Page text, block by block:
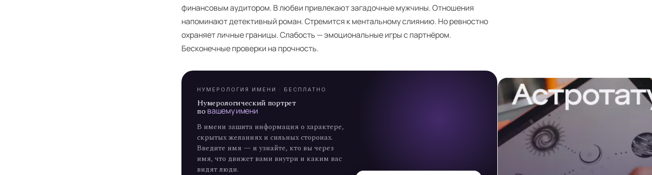
финансовым аудитором. В любви привлекают загадочные мужчины. Отношения
напоминают детективный роман. Стремится к ментальному слиянию. Но ревностно
охраняет личные границы. Слабость — эмоциональные игры с партнёром.
Бесконечные проверки на прочность.
А
7
ЯНУМЕРОЛОГИЯ ИМЕНИ · БЕСПЛАТНО
Нумерологический портрет
по вашему имени
В имени зашита информация о характере,
скрытых желаниях и сильных сторонах.
Введите имя — и узнайте, кто вы через
имя, что движет вами внутри и каким вас
видят люди.